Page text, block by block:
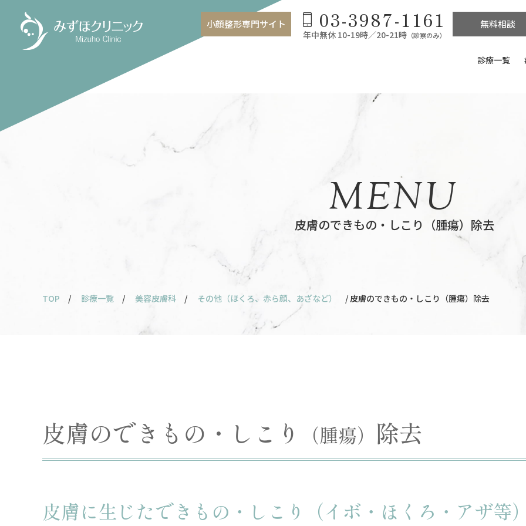
小顔整形専門サイト 03-3987-1161
年中無休 10-19時／20-21時 （診察のみ）
無料相談
診療一覧
皮膚のできもの・しこり（腫瘍）除去
MENU
TOP / 診療一覧 / 美容皮膚科 / その他（ほくろ、赤ら顔、あざなど） / 皮膚のできもの・しこり（腫瘍）除去
皮膚のできもの・しこり （腫瘍） 除去
皮膚に生じたできもの・しこり（イボ・ほくろ・アザ等